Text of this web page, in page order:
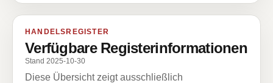
HANDELSREGISTER
Verfügbare Registerinformationen
Stand 2025-10-30
Diese Übersicht zeigt ausschließlich